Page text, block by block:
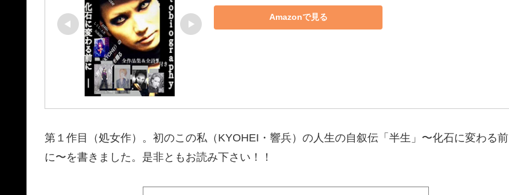
Amazonで見る
第１作目（処女作）。初のこの私（KYOHEI・響兵）の人生の自叙伝「半生」〜化石に変わる前
に〜を書きました。是非ともお読み下さい！！